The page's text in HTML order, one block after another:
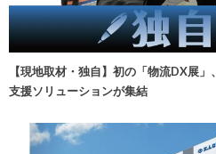
【現地取材・独自】初の「物流DX展
支援ソリューションが集結